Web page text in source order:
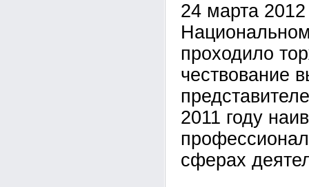
24 марта 2012
проходило
чествование
2011 году
сферах